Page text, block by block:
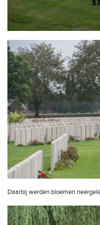
Daarbij werden bloemen